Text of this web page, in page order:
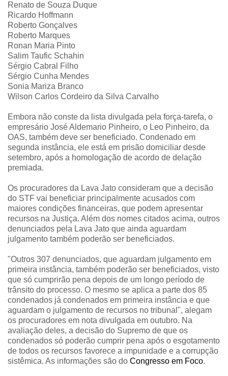
Renato de Souza Duque
Ricardo Hoffmann
Roberto Gonçalves
Roberto Marques
Ronan Maria Pinto
Salim Taufic Schahin
Sérgio Cabral Filho
Sérgio Cunha Mendes
Sonia Mariza Branco
Wilson Carlos Cordeiro da Silva Carvalho
Embora não conste da lista divulgada pela força-tarefa, o
empresário José Aldemario Pinheiro, o Leo Pinheiro, da
OAS, também deve ser beneficiado. Condenado em
segunda instância, ele está em prisão domiciliar desde
setembro, após a homologação de acordo de delação
premiada.
Os procuradores da Lava Jato consideram que a decisão
do STF vai beneficiar principalmente acusados com
maiores condições financeiras, que podem apresentar
recursos na Justiça. Além dos nomes citados acima, outros
denunciados pela Lava Jato que ainda aguardam
julgamento também poderão ser beneficiados.
"Outros 307 denunciados, que aguardam julgamento em
primeira instância, também poderão ser beneficiados, visto
que só cumprirão pena depois de um longo período de
trânsito do processo. O mesmo se aplica a parte dos 85
condenados já condenados em primeira instância e que
aguardam o julgamento de recursos no tribunal", alegam
os procuradores em nota divulgada em outubro. Na
avaliação deles, a decisão do Supremo de que os
condenados só poderão cumprir pena após o esgotamento
de todos os recursos favorece a impunidade e a corrupção
sistêmica. As informações são do Congresso em Foco.